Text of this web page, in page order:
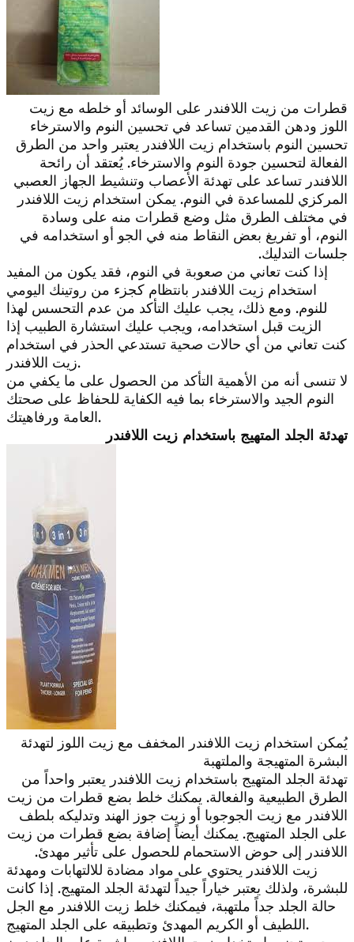
قطرات من زيت اللافندر على الوسائد أو خلطه مع زيت
اللوز ودهن القدمين تساعد في تحسين النوم والاسترخاء
تحسين النوم باستخدام زيت اللافندر يعتبر واحد من الطرق
الفعالة لتحسين جودة النوم والاسترخاء. يُعتقد أن رائحة
اللافندر تساعد على تهدئة الأعصاب وتنشيط الجهاز العصبي
المركزي للمساعدة في النوم. يمكن استخدام زيت اللافندر
في مختلف الطرق مثل وضع قطرات منه على وسادة
النوم، أو تفريغ بعض النقاط منه في الجو أو استخدامه في
جلسات التدليك.
إذا كنت تعاني من صعوبة في النوم، فقد يكون من المفيد
استخدام زيت اللافندر بانتظام كجزء من روتينك اليومي
للنوم. ومع ذلك، يجب عليك التأكد من عدم التحسس لهذا
الزيت قبل استخدامه، ويجب عليك استشارة الطبيب إذا
كنت تعاني من أي حالات صحية تستدعي الحذر في استخدام
زيت اللافندر.
لا تنسى أنه من الأهمية التأكد من الحصول على ما يكفي من
النوم الجيد والاسترخاء بما فيه الكفاية للحفاظ على صحتك
العامة ورفاهيتك.
تهدئة الجلد المتهيج باستخدام زيت اللافندر
يُمكن استخدام زيت اللافندر المخفف مع زيت اللوز لتهدئة
البشرة المتهيجة والملتهبة
تهدئة الجلد المتهيج باستخدام زيت اللافندر يعتبر واحداً من
الطرق الطبيعية والفعالة. يمكنك خلط بضع قطرات من زيت
اللافندر مع زيت الجوجوبا أو زيت جوز الهند وتدليكه بلطف
على الجلد المتهيج. يمكنك أيضاً إضافة بضع قطرات من زيت
اللافندر إلى حوض الاستحمام للحصول على تأثير مهدئ.
زيت اللافندر يحتوي على مواد مضادة للالتهابات ومهدئة
للبشرة، ولذلك يعتبر خياراً جيداً لتهدئة الجلد المتهيج. إذا كانت
حالة الجلد جداً ملتهبة، فيمكنك خلط زيت اللافندر مع الجل
اللطيف أو الكريم المهدئ وتطبيقه على الجلد المتهيج.